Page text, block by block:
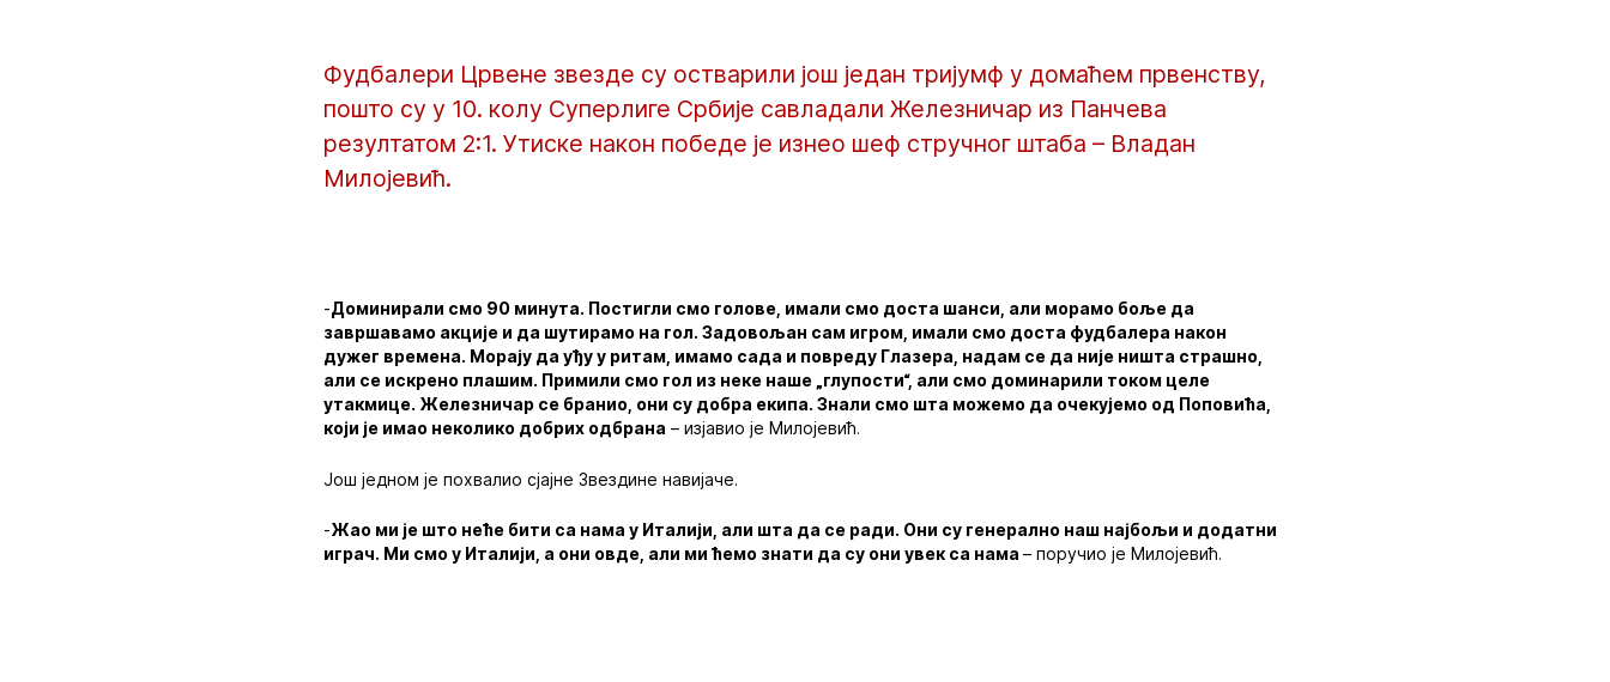
Фудбалери Црвене звезде су остварили још један тријумф у домаћем првенству,
пошто су у 10. колу Суперлиге Србије савладали Железничар из Панчева
резултатом 2:1. Утиске након победе је изнео шеф стручног штаба – Владан
Милојевић.
-Доминирали смо 90 минута. Постигли смо голове, имали смо доста шанси, али морамо боље да
завршавамо акције и да шутирамо на гол. Задовољан сам игром, имали смо доста фудбалера након
дужег времена. Морају да уђу у ритам, имамо сада и повреду Глазера, надам се да није ништа страшно,
али се искрено плашим. Примили смо гол из неке наше „глупости“, али смо доминарили током целе
утакмице. Железничар се бранио, они су добра екипа. Знали смо шта можемо да очекујемо од Поповића,
који је имао неколико добрих одбрана – изјавио је Милојевић.
Још једном је похвалио сјајне Звездине навијаче.
-Жао ми је што неће бити са нама у Италији, али шта да се ради. Они су генерално наш најбољи и додатни
играч. Ми смо у Италији, а они овде, али ми ћемо знати да су они увек са нама– поручио је Милојевић.